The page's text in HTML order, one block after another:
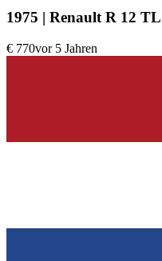
1975 | Renault R 12 TL
€ 770vor 5 Jahren